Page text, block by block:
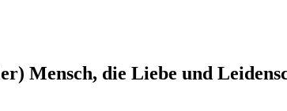
Mensch, die Liebe und